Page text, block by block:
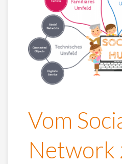
Vom
Network